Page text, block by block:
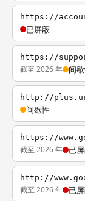
https://
已屏蔽
https://
截至 2026 年 间
http://
间歇性
https://
截至 2026 年 已
http://
截至 2026 年 已